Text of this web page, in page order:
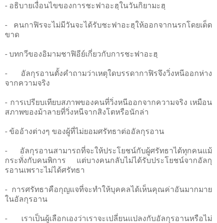
- อธิบายเงื่อนไขของการชะฟาอะฮฺในวันกิยามะฮฺ
- คนกาฟิรจะไม่มีวันจะได้รับชะฟาอะฮฺให้ออกจากนรกโดยเด็ด
ขาด
- บทกวีของอิมามชาฟิอีย์เกี่ยวกับการชะฟาอะฮฺ
- อัลกุรอานตั้งคำถามว่าเหตุใดบรรดากาฟิรจึงวิ่งหนีออกห่าง
จากความจริง
- การเปรียบเทียบสภาพของคนที่วิ่งหนีออกจากความจริง เหมือน
สภาพของม้าลายที่วิ่งหนีจากสิงโตหรือนักล่า
- ข้ออ้างต่างๆ ของผู้ที่ไม่ยอมศรัทธาต่ออัลกุรอาน
- อัลกุรอานสามารถที่จะให้ประโยชน์กับผู้ศรัทธาได้ทุกคนแม้
กระทั่งกับคนพิการ แต่บางคนกลับไม่ได้รับประโยชน์จากอัลกุ
รอานเพราะไม่ได้ศรัทธา
- การศรัทธาคือกุญแจที่จะทำให้บุคคลได้เห็นคุณค่าอันมากมาย
ในอัลกุรอาน
- เราเป็นผู้เลือกเองว่าเราจะเปลี่ยนแปลงกับอัลกุรอานหรือไม่